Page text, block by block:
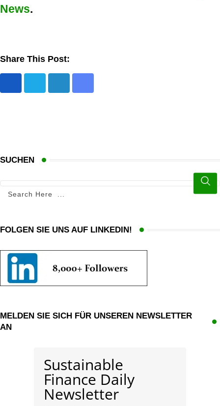
News.
Share This Post:
d
n
v
a
a
SUCHEN
FOLGEN SIE UNS AUF LINKEDIN!
MELDEN SIE SICH FÜR UNSEREN NEWSLETTER
AN
Sustainable
Finance Daily
Newsletter